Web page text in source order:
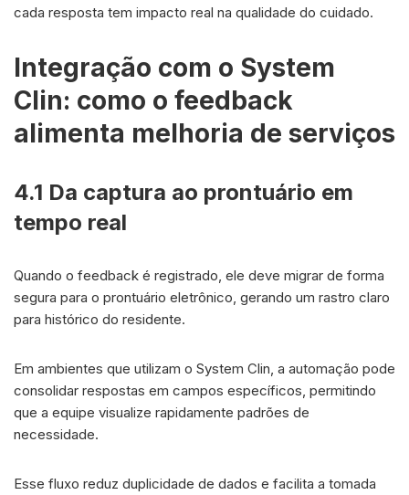
cada resposta tem impacto real na qualidade do cuidado.
Integração com o System
Clin: como o feedback
alimenta melhoria de serviços
4.1 Da captura ao prontuário em
tempo real
Quando o feedback é registrado, ele deve migrar de forma
segura para o prontuário eletrônico, gerando um rastro claro
para histórico do residente.
Em ambientes que utilizam o System Clin, a automação pode
consolidar respostas em campos específicos, permitindo
que a equipe visualize rapidamente padrões de
necessidade.
Esse fluxo reduz duplicidade de dados e facilita a tomada